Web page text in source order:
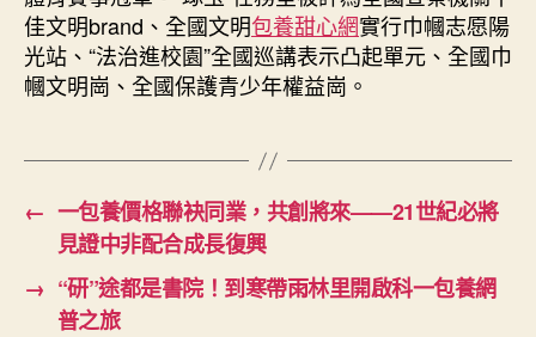
佳文明brand、全國文明包養甜心網實行巾幗志愿陽
光站、“法治進校園”全國巡講表示凸起單元、全國巾
幗文明崗、全國保護青少年權益崗。
← 一包養價格聯袂同業，共創將來——21世紀必將
見證中非配合成長復興
→ “研”途都是書院！到寒帶雨林里開啟科一包養網
普之旅